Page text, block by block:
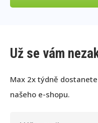
Už se vám
Max 2x týdně
našeho e-shopu.